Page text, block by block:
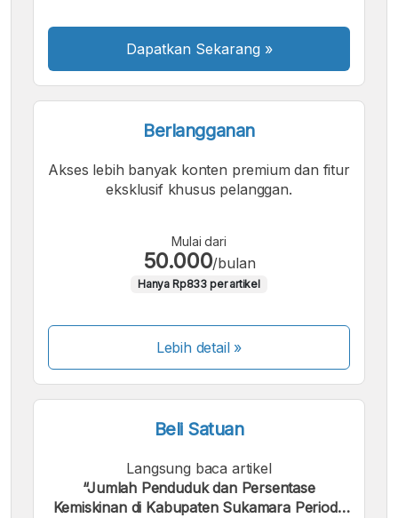
Besar
Dapatkan Sekarang »
Berlangganan
Akses lebih banyak konten premium dan fitur
eksklusif khusus pelanggan.
Mulai dari
50.000/bulan
Hanya Rp833 per artikel
Lebih detail »
Beli Satuan
Langsung baca artikel
“Jumlah Penduduk dan Persentase
Kemiskinan di Kabupaten Sukamara Periode